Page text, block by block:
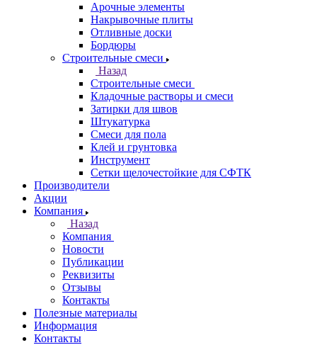
Арочные элементы
Накрывочные плиты
Отливные доски
Бордюры
Строительные смеси
Назад
Строительные смеси
Кладочные растворы и смеси
Затирки для швов
Штукатурка
Смеси для пола
Клей и грунтовка
Инструмент
Сетки щелочестойкие для СФТК
Производители
Акции
Компания
Назад
Компания
Новости
Публикации
Реквизиты
Отзывы
Контакты
Полезные материалы
Информация
Контакты